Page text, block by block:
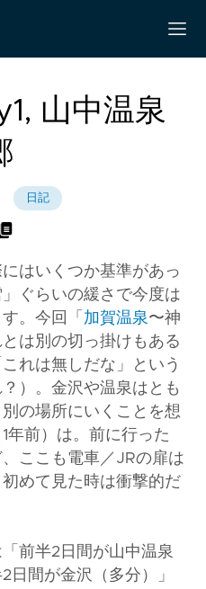
山中温泉
日記
はいくつか基準があっ
ぐらいの緩さで今度は
。今回「 加賀温泉〜神
は別の切っ掛けもある
れは無しだな」という
）。金沢や温泉はとも
の場所にいくことを想
年前）は。前に行った
ここも電車／JRの扉は
初めて見た時は衝撃的だ
前半2日間が山中温泉
日間が金沢（多分）」